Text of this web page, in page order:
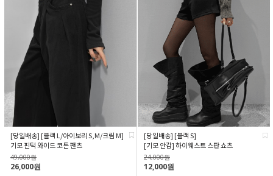
[당일배송] [블랙 L/아이보리 S,M/크림 M]
기모 핀턱 와이드 코튼 팬츠
49,000원
26,000원
[당일배송] [블랙 S]
[기모 안감] 하이웨스트 스판 쇼츠
24,000원
12,000원